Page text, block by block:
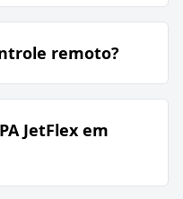
remoto?
JetFlex em